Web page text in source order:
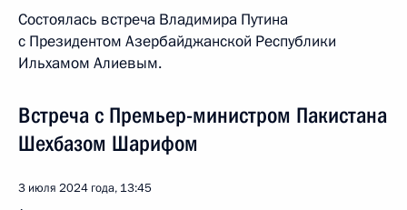
Состоялась встреча Владимира Путина
с Президентом Азербайджанской Республики
Ильхамом Алиевым.
Встреча с Премьер-министром Пакистана
Шехбазом Шарифом
3 июля 2024 года, 13:45